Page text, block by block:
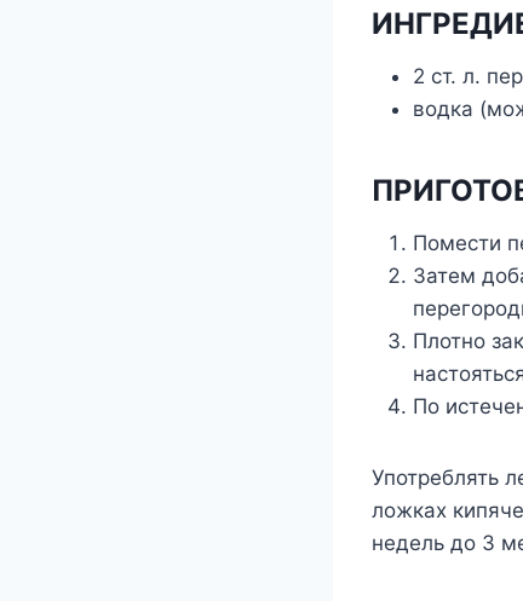
2 ст. л.
водка
Помести
Затем
Плотно
По
Употреблять
ложках
недель до 3